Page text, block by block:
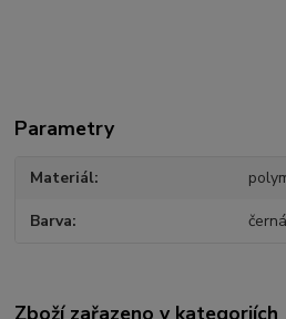
Parametry
Materiál
Barva černá
Zboží zařazeno v kategoriích